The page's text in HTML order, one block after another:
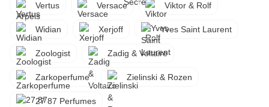
Vertus Versace Viktor & Rolf
Widian Xerjoff Yves Saint Laurent
Zoologist Zadig & Voltaire
Zarkoperfume Zielinski & Rozen
27 87 Perfumes